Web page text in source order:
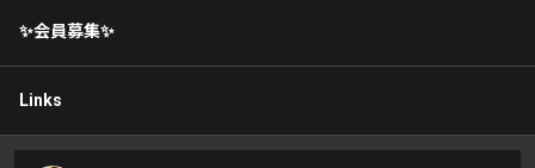
✨会員募集✨
Links